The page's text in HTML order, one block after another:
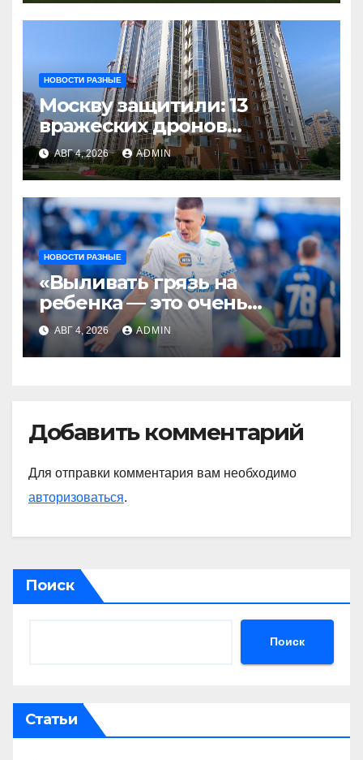
Санкт‑Петербургу»
НОВОСТИ РАЗНЫЕ
Москву защитили: 13
вражеских дронов
уничтожены за день
АВГ 4, 2026 ADMIN
НОВОСТИ РАЗНЫЕ
«Выливать грязь на
ребенка — это очень
мерзкая история» —
Радимов о ситуации с
сыном Соболева
АВГ 4, 2026 ADMIN
Добавить комментарий
Для отправки комментария вам необходимо
авторизоваться.
Поиск
Поиск
Статьи